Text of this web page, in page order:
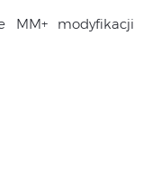
MM+ modyfikacji